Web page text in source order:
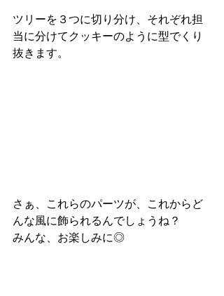
ツリーを３つに切り分け、それぞれ担
当に分けてクッキーのように型でくり
抜きます。
さぁ、これらのパーツが、これからど
んな風に飾られるんでしょうね？
みんな、お楽しみに◎